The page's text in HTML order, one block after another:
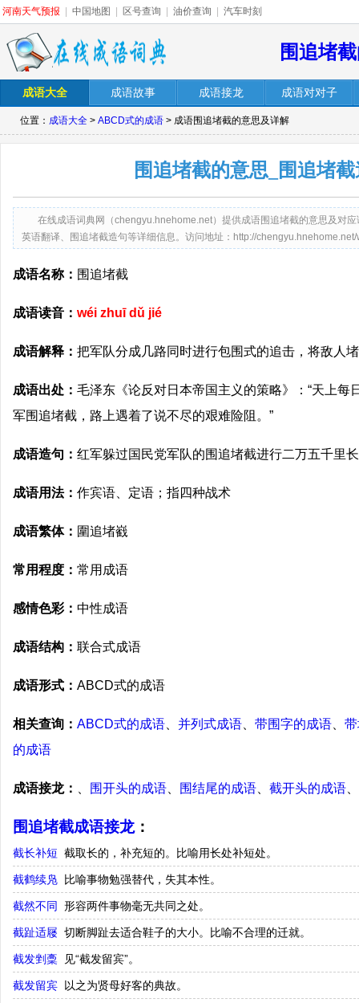
河南天气预报 中国地图 区号查询 油价查询 汽车时刻
围追堵
成语大全 成语故事 成语接龙 成语对对子
位置： 成语大全 > ABCD式的成语 > 成语围追堵截的意思及详解
围追堵截的意思_围追堵
在线成语词典网（chengyu.hnehome.net）提供成语围追堵截的意思及对
英语翻译、围追堵截造句等详细信息。访问地址：http://
成语名称： 围追堵截
成语读音： wéi zhuī dǔ jié
成语解释： 把军队分成几路同时进行包围式的追击，将敌人
成语出处： 毛泽东《论反对日本帝国主义的策略》：“天上每
军围追堵截，路上遇着了说不尽的艰难险阻。”
成语造句： 红军躲过国民党军队的围追堵截进行二万五千里
成语用法： 作宾语、定语；指四种战术
成语繁体： 圍追堵巀
常用程度： 常用成语
感情色彩： 中性成语
成语结构： 联合式成语
成语形式： ABCD式的成语
相关查询： ABCD式的成语 并列式成语 带围字的成语
的成语
成语接龙： 围开头的成语 围结尾的成语 截开头的成语
围追堵截成语接龙：
截长补短 截取长的，补充短的。比喻用长处补短处。
截鹤续凫 比喻事物勉强替代，失其本性。
截然不同 形容两件事物毫无共同之处。
截趾适屦 切断脚趾去适合鞋子的大小。比喻不合理的迁就。
截发剉稾 见“截发留宾”。
截发留宾 以之为贤母好客的典故。